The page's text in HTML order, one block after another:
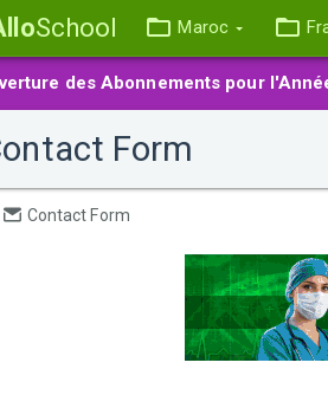
School Maroc
des Abonnements pour
Form
Contact Form